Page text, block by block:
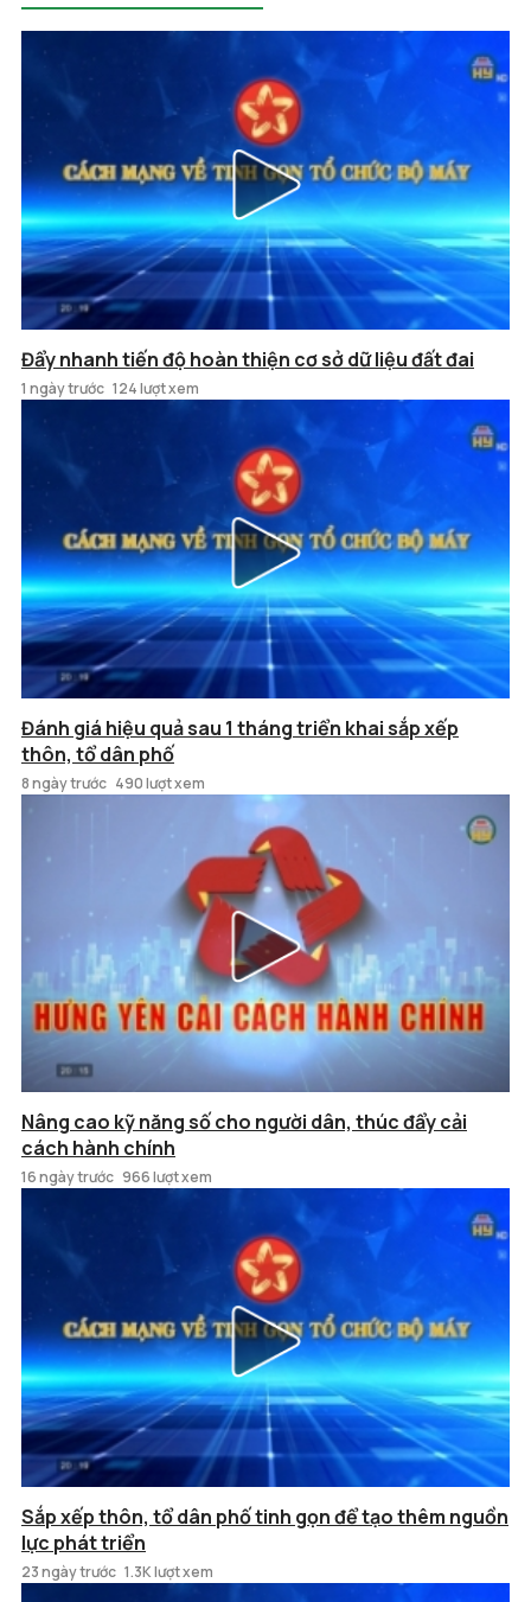
Đẩy nhanh tiến độ hoàn thiện cơ sở dữ liệu đất đai
1 ngày trước 124 lượt xem
Đánh giá hiệu quả sau 1 tháng triển khai sắp xếp
thôn, tổ dân phố
8 ngày trước 490 lượt xem
Nâng cao kỹ năng số cho người dân, thúc đẩy cải
cách hành chính
16 ngày trước 966 lượt xem
Sắp xếp thôn, tổ dân phố tinh gọn để tạo thêm nguồn
lực phát triển
23 ngày trước 1.3K lượt xem